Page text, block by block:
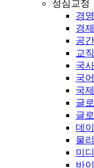
성심교정
경
경
공
교
국
국
국
글
글
데
물
미
바